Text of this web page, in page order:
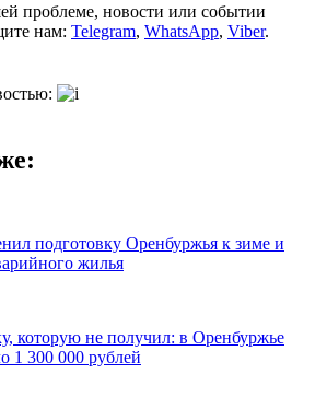
проблеме, новости или событии
нам: Telegram, WhatsApp, Viber.
подготовку Оренбуржья к зиме и
жилья
которую не получил: в Оренбуржье
1 300 000 рублей